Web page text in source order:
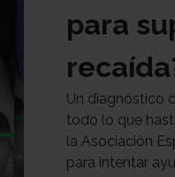
para
Un diagnóstico
todo lo que
la Asociación
para intentar